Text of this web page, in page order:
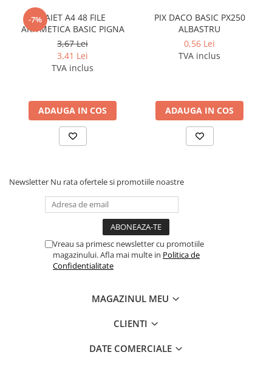
-7%CAIET A4 48 FILE
ARITMETICA BASIC PIGNA
3,67 Lei
3,41 Lei
TVA inclus
ADAUGA IN COS
PIX DACO BASIC PX250
ALBASTRU
0,56 Lei
TVA inclus
ADAUGA IN COS
Newsletter Nu rata ofertele si promotiile noastre
Vreau sa primesc newsletter cu promotiile
magazinului. Afla mai multe in Politica de
Confidentialitate
MAGAZINUL MEU
CLIENTI
DATE COMERCIALE